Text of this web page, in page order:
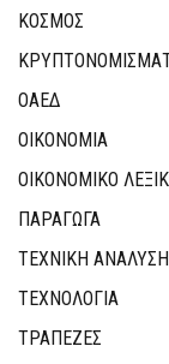
ΚΟΣΜΟΣ
ΟΑΕΔ
ΟΙΚΟΝΟΜΙΑ
ΟΙΚΟΝΟΜΙΚΟ
ΠΑΡΑΓΩΓΑ
ΤΕΧΝΙΚΗ ΑΝΑΛΥΣΗ
ΤΕΧΝΟΛΟΓΙΑ
ΤΡΆΠΕΖΕΣ